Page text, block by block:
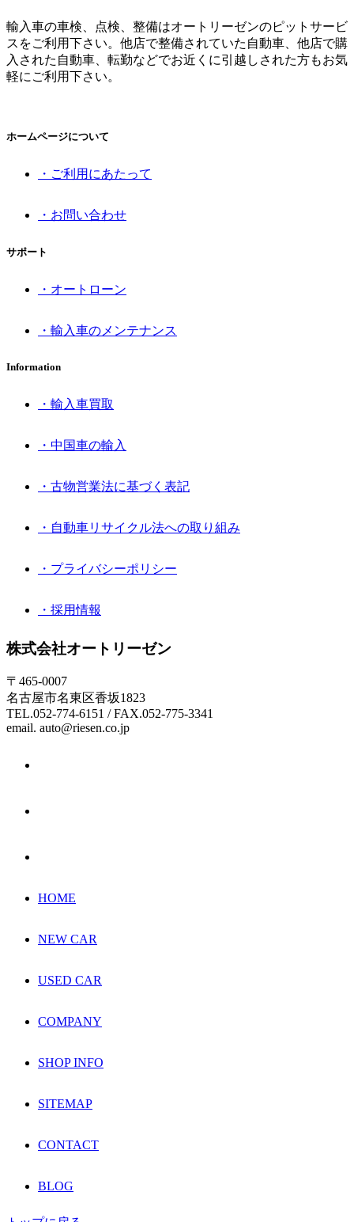
輸入車の車検、点検、整備はオートリーゼンのピットサービ
スをご利用下さい。他店で整備されていた自動車、他店で購
入された自動車、転勤などでお近くに引越しされた方もお気
軽にご利用下さい。
ホームページについて
・ご利用にあたって
・お問い合わせ
サポート
・オートローン
・輸入車のメンテナンス
Information
・輸入車買取
・中国車の輸入
・古物営業法に基づく表記
・自動車リサイクル法への取り組み
・プライバシーポリシー
・採用情報
株式会社オートリーゼン
〒465-0007
名古屋市名東区香坂1823
TEL.052-774-6151 / FAX.052-775-3341
email. auto@riesen.co.jp
HOME
NEW CAR
USED CAR
COMPANY
SHOP INFO
SITEMAP
CONTACT
BLOG